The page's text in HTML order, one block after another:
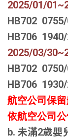
2025/01/
HB702
HB706
2025/03/
HB702
HB706
航空公司保
依航空公司公
b. 未滿2歲嬰